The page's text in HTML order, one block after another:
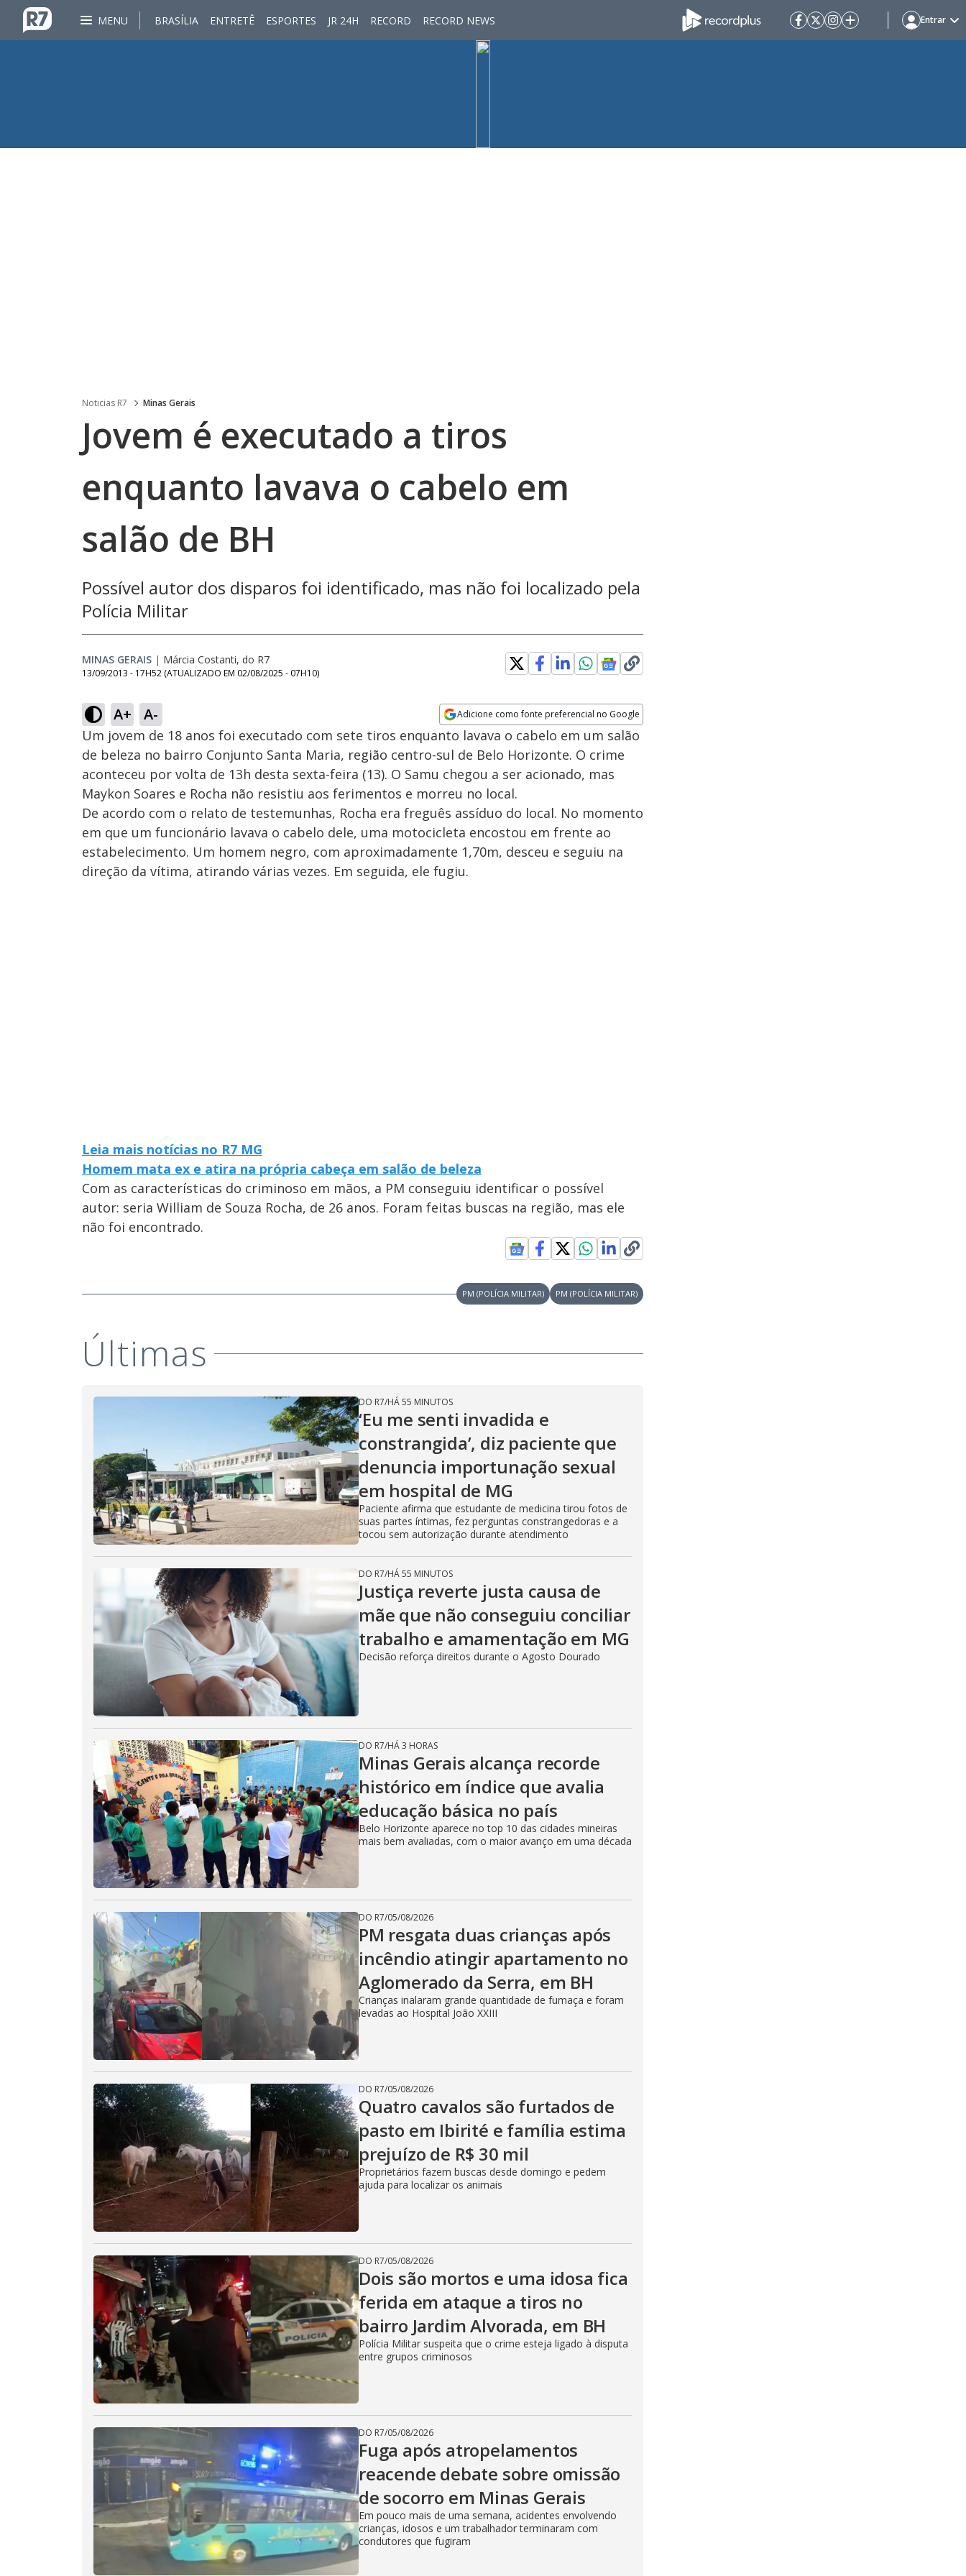
MENU BRASÍLIA ENTRETÊ ESPORTES JR 24H RECORD RECORD NEWS Entrar
Noticias R7 Minas Gerais
Jovem é executado a tiros
enquanto lavava o cabelo em
salão de BH
Possível autor dos disparos foi identificado, mas não foi localizado pela
Polícia Militar
MINAS GERAIS | Márcia Costanti, do R7
13/09/2013 - 17H52 (ATUALIZADO EM 02/08/2025 - 07H10)
A+ A- Adicione como fonte preferencial no Google
Opens in new window
Um jovem de 18 anos foi executado com sete tiros enquanto lavava o cabelo em um salão
de beleza no bairro Conjunto Santa Maria, região centro-sul de Belo Horizonte. O crime
aconteceu por volta de 13h desta sexta-feira (13). O Samu chegou a ser acionado, mas
Maykon Soares e Rocha não resistiu aos ferimentos e morreu no local.
De acordo com o relato de testemunhas, Rocha era freguês assíduo do local. No momento
em que um funcionário lavava o cabelo dele, uma motocicleta encostou em frente ao
estabelecimento. Um homem negro, com aproximadamente 1,70m, desceu e seguiu na
direção da vítima, atirando várias vezes. Em seguida, ele fugiu.
Leia mais notícias no R7 MG
Homem mata ex e atira na própria cabeça em salão de beleza
Com as características do criminoso em mãos, a PM conseguiu identificar o possível
autor: seria William de Souza Rocha, de 26 anos. Foram feitas buscas na região, mas ele
não foi encontrado.
PM (POLÍCIA MILITAR) PM (POLÍCIA MILITAR)
Últimas
DO R7/HÁ 55 MINUTOS
‘Eu me senti invadida e
constrangida’, diz paciente que
denuncia importunação sexual
em hospital de MG
Paciente afirma que estudante de medicina tirou fotos de
suas partes íntimas, fez perguntas constrangedoras e a
tocou sem autorização durante atendimento
DO R7/HÁ 55 MINUTOS
Justiça reverte justa causa de
mãe que não conseguiu conciliar
trabalho e amamentação em MG
Decisão reforça direitos durante o Agosto Dourado
DO R7/HÁ 3 HORAS
Minas Gerais alcança recorde
histórico em índice que avalia
educação básica no país
Belo Horizonte aparece no top 10 das cidades mineiras
mais bem avaliadas, com o maior avanço em uma década
DO R7/05/08/2026
PM resgata duas crianças após
incêndio atingir apartamento no
Aglomerado da Serra, em BH
Crianças inalaram grande quantidade de fumaça e foram
levadas ao Hospital João XXIII
DO R7/05/08/2026
Quatro cavalos são furtados de
pasto em Ibirité e família estima
prejuízo de R$ 30 mil
Proprietários fazem buscas desde domingo e pedem
ajuda para localizar os animais
DO R7/05/08/2026
Dois são mortos e uma idosa fica
ferida em ataque a tiros no
bairro Jardim Alvorada, em BH
Polícia Militar suspeita que o crime esteja ligado à disputa
entre grupos criminosos
DO R7/05/08/2026
Fuga após atropelamentos
reacende debate sobre omissão
de socorro em Minas Gerais
Em pouco mais de uma semana, acidentes envolvendo
crianças, idosos e um trabalhador terminaram com
condutores que fugiram